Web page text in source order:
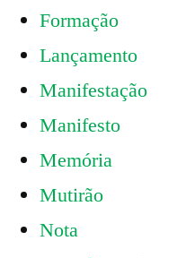
Formação
Lançamento
Manifestação
Manifesto
Memória
Mutirão
Nota